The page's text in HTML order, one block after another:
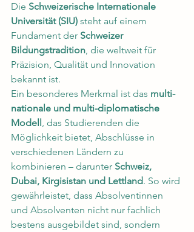
Die Schweizerische Internationale
Universität (SIU) steht auf einem
Fundament der Schweizer
Bildungstradition, die weltweit für
Präzision, Qualität und Innovation
bekannt ist.
Ein besonderes Merkmal ist das multi-
nationale und multi-diplomatische
Modell, das Studierenden die
Möglichkeit bietet, Abschlüsse in
verschiedenen Ländern zu
kombinieren – darunter Schweiz,
Dubai, Kirgisistan und Lettland. So wird
gewährleistet, dass Absolventinnen
und Absolventen nicht nur fachlich
bestens ausgebildet sind, sondern